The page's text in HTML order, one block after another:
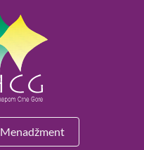
Menadžment